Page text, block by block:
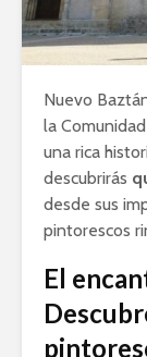
Nuevo
la
una rica
descubrirás
desde sus
pintorescos
El